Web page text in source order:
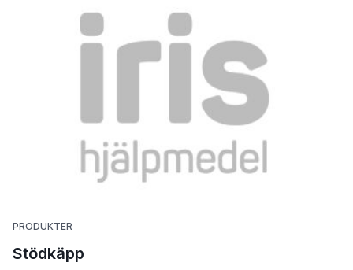
PRODUKTER
Stödkäpp